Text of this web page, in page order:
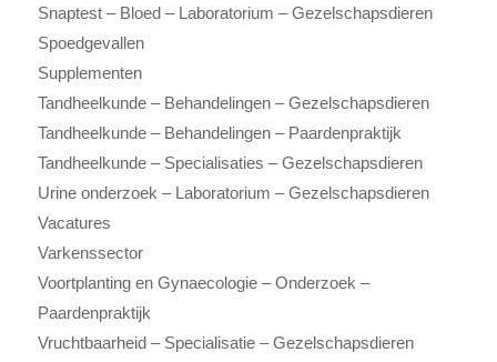
Snaptest – Bloed – Laboratorium – Gezelschapsdieren
Spoedgevallen
Supplementen
Tandheelkunde – Behandelingen – Gezelschapsdieren
Tandheelkunde – Behandelingen – Paardenpraktijk
Tandheelkunde – Specialisaties – Gezelschapsdieren
Urine onderzoek – Laboratorium – Gezelschapsdieren
Vacatures
Varkenssector
Voortplanting en Gynaecologie – Onderzoek –
Paardenpraktijk
Vruchtbaarheid – Specialisatie – Gezelschapsdieren